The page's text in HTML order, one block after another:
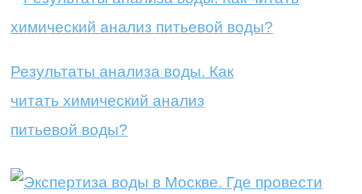
Результаты анализа воды. Как
читать химический анализ
питьевой воды?